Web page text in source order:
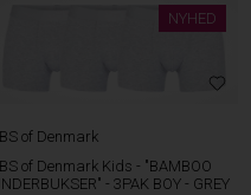
NYHED
of Denmark
of Denmark Kids - "BAMBOO
- 3PAK BOY - GREY